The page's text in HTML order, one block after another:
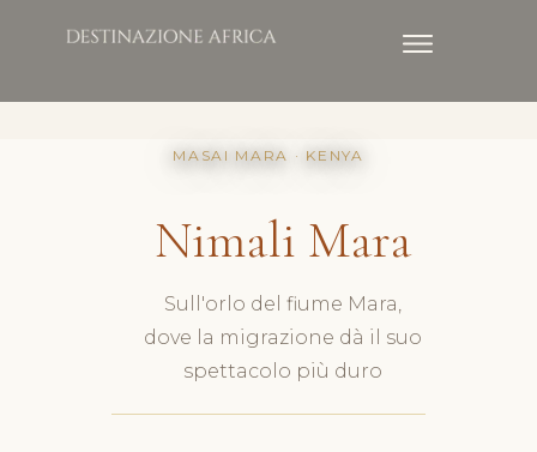
MASAI MARA · KENYA
Nimali Mara
Sull'orlo del fiume Mara,
dove la migrazione dà il suo
spettacolo più duro